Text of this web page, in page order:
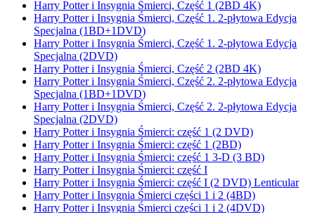
Harry Potter i Insygnia Śmierci, Część 1 (2BD 4K)
Harry Potter i Insygnia Śmierci, Część 1. 2-płytowa Edycja
Specjalna (1BD+1DVD)
Harry Potter i Insygnia Śmierci, Część 1. 2-płytowa Edycja
Specjalna (2DVD)
Harry Potter i Insygnia Śmierci, Część 2 (2BD 4K)
Harry Potter i Insygnia Śmierci, Część 2. 2-płytowa Edycja
Specjalna (1BD+1DVD)
Harry Potter i Insygnia Śmierci, Część 2. 2-płytowa Edycja
Specjalna (2DVD)
Harry Potter i Insygnia Śmierci: część 1 (2 DVD)
Harry Potter i Insygnia Śmierci: część 1 (2BD)
Harry Potter i Insygnia Śmierci: część 1 3-D (3 BD)
Harry Potter i Insygnia Śmierci: część I
Harry Potter i Insygnia Śmierci: część I (2 DVD) Lenticular
Harry Potter i Insygnia Śmierci części 1 i 2 (4BD)
Harry Potter i Insygnia Śmierci części 1 i 2 (4DVD)